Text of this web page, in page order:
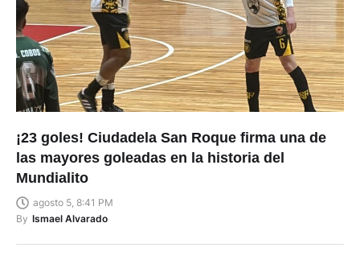
¡23 goles! Ciudadela San Roque firma una de
las mayores goleadas en la historia del
Mundialito
agosto 5, 8:41 PM
By Ismael Alvarado